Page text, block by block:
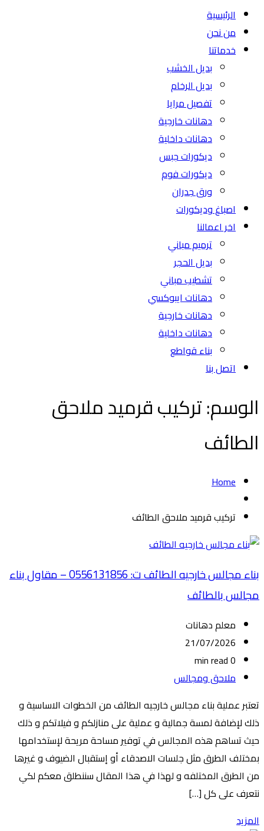
الرئيسية
من نحن
خدماتنا
بديل الخشب
بديل الرخام
تفصيل مرايا
دهانات خارجية
دهانات داخلية
ديكورات جبس
ديكورات فوم
ورق جدران
اصباغ وديكورات
اخر اعمالنا
ترميم مباني
بديل الحجر
تشطيب مباني
دهانات ايبوكسي
دهانات خارجية
دهانات داخلية
بناء قواطع
اتصل بنا
الوسم:تركيب قرميد ملاحق
الطائف
Home
تركيب قرميد ملاحق الطائف
بناء مجالس خارجيه الطائف ت: 0556131856 – مقاول بناء
مجالس بالطائف
معلم دهانات
21/07/2026
0 min read
ملاحق ومجالس
تعتبر عملية بناء مجالس خارجيه الطائف من الخطوات الاساسية و
ذلك لإضافة لمسة جمالية و عملية على منازلكم و فيلاتكم و ذلك
حيث تساهم هذه المجالس في توفير مساحة مريحة لإستخدامها
بمختلف الطرق مثل جلسات الاصدقاء أو إستقبال الضيوف و غيرها
من الطرق المختلفه و لهذا في هذا المقال سننطلق معكم لكي
نتعرف على كل […]
المزيد